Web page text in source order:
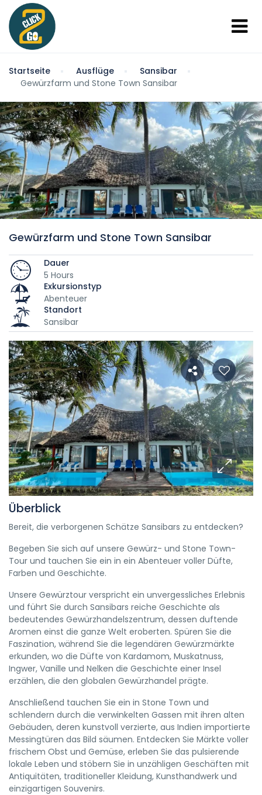
Startseite Ausflüge
Sansibar
Gewürzfarm und Stone Town Sansibar
Gewürzfarm und Stone Town Sansibar
Dauer
5 Hours
Exkursionstyp
Abenteuer
Standort
Sansibar
Überblick
Bereit, die verborgenen Schätze Sansibars zu entdecken?
Begeben Sie sich auf unsere Gewürz- und Stone Town-
Tour und tauchen Sie ein in ein Abenteuer voller Düfte,
Farben und Geschichte.
Unsere Gewürztour verspricht ein unvergessliches Erlebnis
und führt Sie durch Sansibars reiche Geschichte als
bedeutendes Gewürzhandelszentrum, dessen duftende
Aromen einst die ganze Welt eroberten. Spüren Sie die
Faszination, während Sie die legendären Gewürzmärkte
erkunden, wo die Düfte von Kardamom, Muskatnuss,
Ingwer, Vanille und Nelken die Geschichte einer Insel
erzählen, die den globalen Gewürzhandel prägte.
Anschließend tauchen Sie ein in Stone Town und
schlendern durch die verwinkelten Gassen mit ihren alten
Gebäuden, deren kunstvoll verzierte, aus Indien importierte
Messingtüren das Bild säumen. Entdecken Sie Märkte voller
frischem Obst und Gemüse, erleben Sie das pulsierende
lokale Leben und stöbern Sie in unzähligen Geschäften mit
Antiquitäten, traditioneller Kleidung, Kunsthandwerk und
einzigartigen Souvenirs.